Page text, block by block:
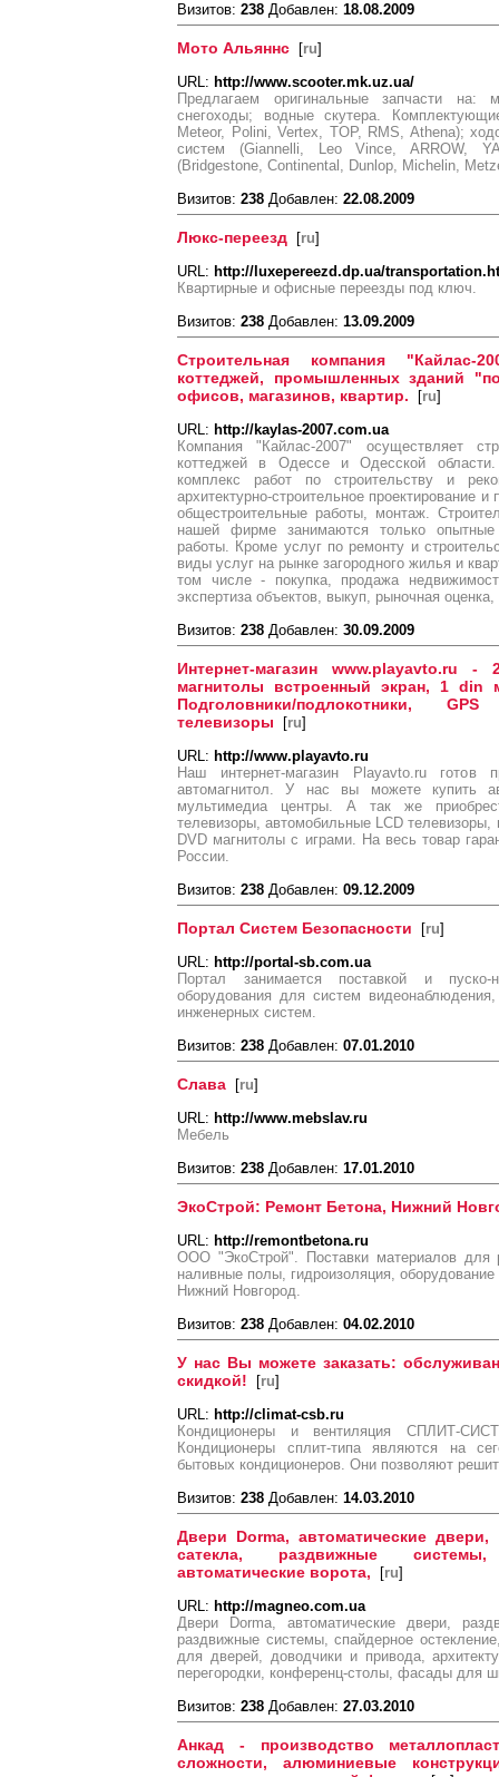
Визитов: 238 Добавлен: 18.08.2009
Мото Альяннс [ru]
URL: http://www.scooter.mk.uz.ua/
Предлагаем оригинальные запчасти на:
снегоходы; водные скутера.
Meteor, Polini, Vertex, TOP, RMS, Athenа);
систем (Giannelli, Leo Vince, ARROW,
(Bridgestone, Continental, Dunlop, Michelin,
Визитов: 238 Добавлен: 22.08.2009
Люкс-переезд [ru]
URL: http://luxepereezd.dp.ua/
Квартирные и офисные переезды под ключ.
Визитов: 238 Добавлен: 13.09.2009
Строительная компания "Кайлас-
коттеджей, промышленных зданий
офисов, магазинов, квартир. [ru]
URL: http://kaylas-2007.com.ua
Компания "Кайлас-2007" осуществляет
коттеджей в Одессе и Одесской
комплекс работ по строительству и
архитектурно-строительное проектирование
общестроительные работы, монтаж.
нашей фирме занимаются только
работы. Кроме услуг по ремонту и
виды услуг на рынке загородного жилья и
том числе - покупка, продажа
экспертиза объектов, выкуп, рыночная
Визитов: 238 Добавлен: 30.09.2009
Интернет-магазин
магнитолы встроенный экран, 1 din
Подголовники/подлокотники,
телевизоры [ru]
URL: http://www.playavto.ru
Наш интернет-магазин Playavto.ru готов
автомагнитол. У нас вы можете купить
мультимедиа центры. А так же
телевизоры, автомобильные LCD телевизоры,
DVD магнитолы с играми. На весь товар
России.
Визитов: 238 Добавлен: 09.12.2009
Портал Систем Безопасности [ru]
URL: http://portal-sb.com.ua
Портал занимается поставкой и пуско-
оборудования для систем
инженерных систем.
Визитов: 238 Добавлен: 07.01.2010
Слава [ru]
URL: http://www.mebslav.ru
Мебель
Визитов: 238 Добавлен: 17.01.2010
ЭкоСтрой: Ремонт Бетона, Нижний
URL: http://remontbetona.ru
ООО "ЭкоСтрой". Поставки материалов для
наливные полы, гидроизоляция,
Нижний Новгород.
Визитов: 238 Добавлен: 04.02.2010
У нас Вы можете заказать:
скидкой! [ru]
URL: http://climat-csb.ru
Кондиционеры и вентиляция СПЛИТ-
Кондиционеры сплит-типа являются на
бытовых кондиционеров. Они позволяют
Визитов: 238 Добавлен: 14.03.2010
Двери Dorma, автоматические
сaтекла, раздвижные системы,
автоматические ворота, [ru]
URL: http://magneo.com.ua
Двери Dorma, автоматические двери,
раздвижные системы, спайдерное
для дверей, доводчики и привода,
перегородки, конференц-столы, фасады для
Визитов: 238 Добавлен: 27.03.2010
Анкад - производство
сложности, алюминиевые